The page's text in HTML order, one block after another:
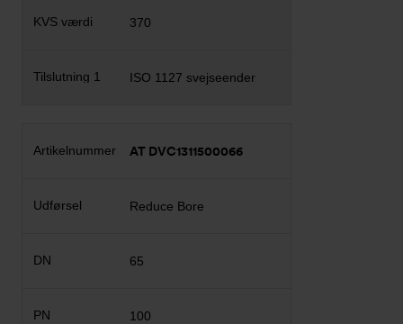
370
ISO 1127 svejseender
AT DVC1311500066
Reduce Bore
65
100